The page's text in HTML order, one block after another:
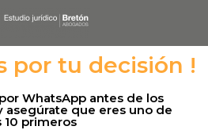
por tu decisión !
WhatsApp antes de los
asegúrate que eres uno de
10 primeros